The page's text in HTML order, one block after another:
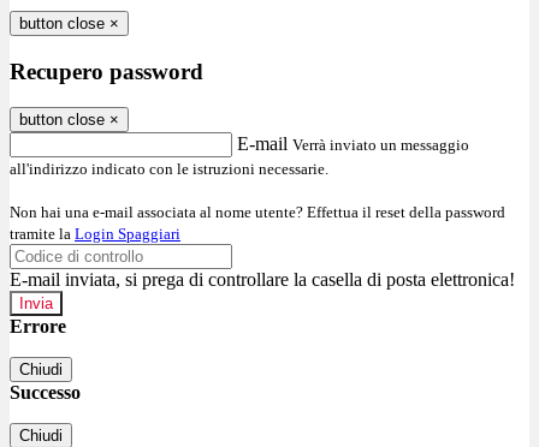
button close ×
Recupero password
button close ×
E-mail Verrà inviato un messaggio
all'indirizzo indicato con le istruzioni necessarie.
Non hai una e-mail associata al nome utente? Effettua il reset della password
tramite la Login Spaggiari
E-mail inviata, si prega di controllare la casella di posta elettronica!
Errore
Chiudi
Successo
Chiudi